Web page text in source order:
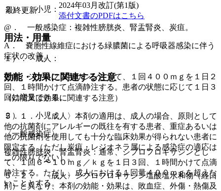
２）． 小児：
@． 一般感染症：複雑性膀胱炎、腎盂腎炎、炭疽。
A． 嚢胞性線維症における緑膿菌による呼吸器感染に伴う
症状の改善。
効能・効果に関連する注意
（効能又は効果に関連する注意）
５．１． 〈成人〉本剤の適用は、成人の場合、原則として
他の抗菌剤にアレルギーの既往を有する患者、重症あるいは
他の抗菌剤を使用しても十分な臨床効果が得られない患者に
限定する（ただし炭疽・レジオネラ属による感染症の適応は
この限りでない）。
５．２． 〈成人〉シプロフロキサシン塩酸塩水和物（経口
剤）と異なり、本剤の効能・効果は、敗血症、外傷・熱傷及
最終更新
2024年03月改訂(第1版)
添付文書のPDFはこちら
用法・用量
１）． 成人：
通常、シプロフロキサシンとして、１回４００ｍｇを１日２
回、１時間かけて点滴静注する。患者の状態に応じて１日３
回に増量できる。
２）． 小児：
〈一般感染症〉
複雑性膀胱炎、腎盂腎炎：通常、シプロフロキサシンとし
て、１回６〜１０ｍｇ／ｋｇを１日３回、１時間かけて点滴
静注する。ただし、成人における１回量４００ｍｇを超えな
いこととする。